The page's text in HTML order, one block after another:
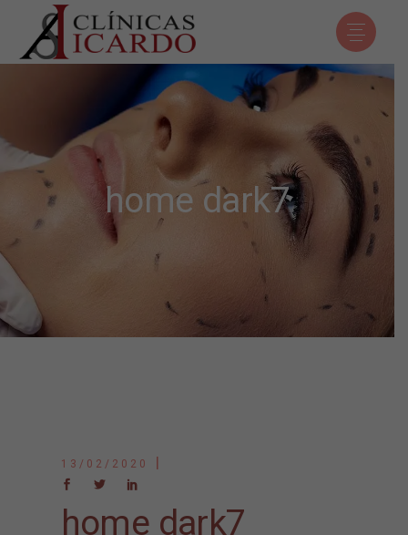
home dark7
13/02/2020
home dark7